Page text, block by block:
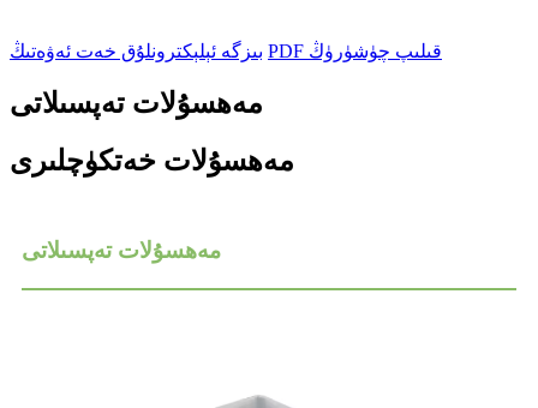
بىزگە ئېلېكترونلۇق خەت ئەۋەتىڭ PDF قىلىپ چۈشۈرۈڭ
مەھسۇلات تەپسىلاتى
مەھسۇلات خەتكۈچلىرى
مەھسۇلات تەپسىلاتى